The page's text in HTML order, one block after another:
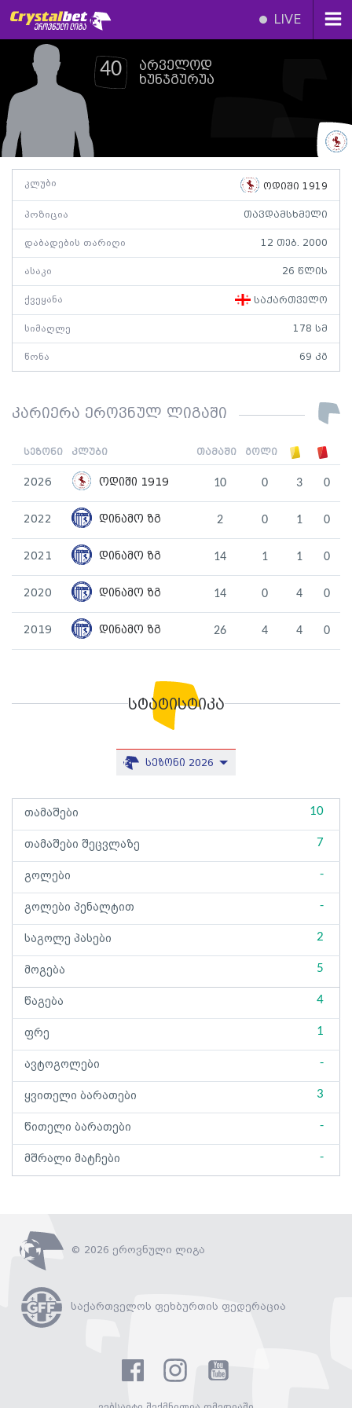
LIVE
40
არველოდ
ხუნჯგურუა
კლუბი ოდიში 1919
პოზიცია თავდამსხმელი
დაბადების თარიღი 12 თებ. 2000
ასაკი 26 წლის
ქვეყანა საქართველო
სიმაღლე 178 სმ
წონა 69 კგ
კარიერა ეროვნულ ლიგაში
სეზონი კლუბი თამაში გოლი
2026 ოდიში 1919 10 0 3 0
2022 დინამო ზგ 2 0 1 0
2021 დინამო ზგ 14 1 1 0
2020 დინამო ზგ 14 0 4 0
2019 დინამო ზგ 26 4 4 0
სტატისტიკა
სეზონი 2026
თამაშები 10
თამაშები შეცვლაზე 7
გოლები -
გოლები პენალტით -
საგოლე პასები 2
მოგება 5
წაგება 4
ფრე 1
ავტოგოლები -
ყვითელი ბარათები 3
წითელი ბარათები -
მშრალი მატჩები -
© 2026 ეროვნული ლიგა
საქართველოს ფეხბურთის ფედერაცია